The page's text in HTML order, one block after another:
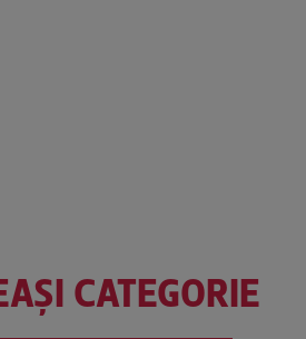
CATEGORIE